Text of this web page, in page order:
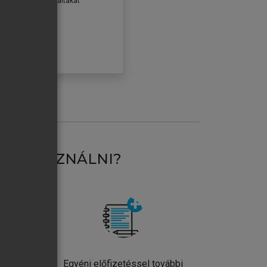
HASZNÁLNI?
Egyéni előfizetéssel további